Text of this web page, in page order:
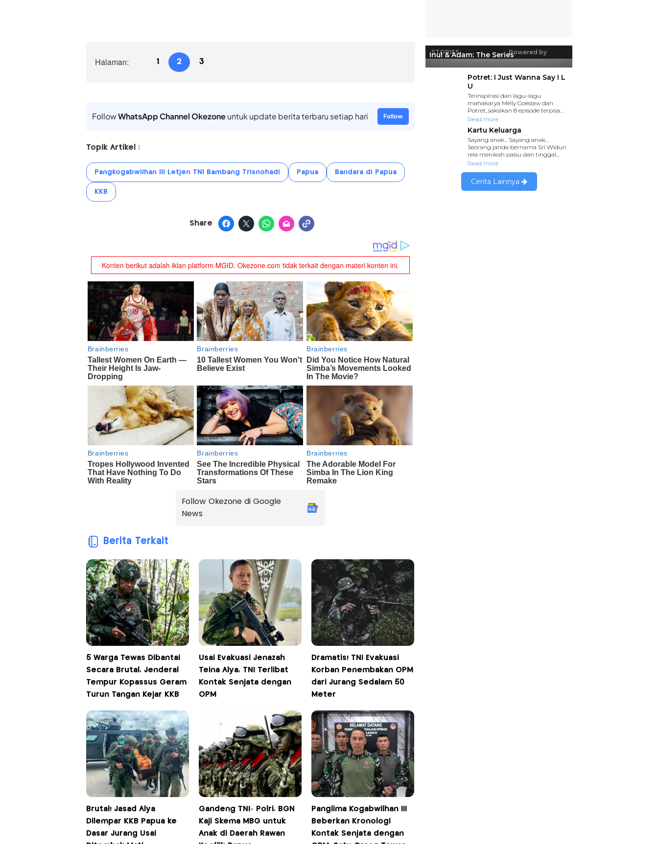
Halaman: 1 2 3
FollowWhatsApp Channel Okezoneuntuk update berita terbaru setiap hari Follow
Topik Artikel :
Pangkogabwilhan III Letjen TNI Bambang Trisnohadi Papua Bandara di Papua
KKB
Share
Follow Okezone di Google
News
Berita Terkait
5 Warga Tewas Dibantai
Secara Brutal, Jenderal
Tempur Kopassus Geram
Turun Tangan Kejar KKB
Usai Evakuasi Jenazah
Teina Alya, TNI Terlibat
Kontak Senjata dengan
OPM
Dramatis! TNI Evakuasi
Korban Penembakan OPM
dari Jurang Sedalam 50
Meter
Brutal! Jasad Alya
Dilempar KKB Papua ke
Dasar Jurang Usai
Gandeng TNI- Polri, BGN
Kaji Skema MBG untuk
Anak di Daerah Rawan
Panglima Kogabwilhan III
Beberkan Kronologi
Kontak Senjata dengan